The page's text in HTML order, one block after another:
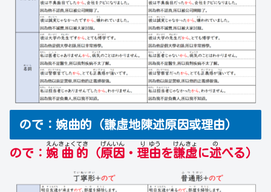
ので：婉曲的（謙虛地陳述原因或理由）
ので： 婉
えん
曲
きょく
的
てき
（原
げん
因
いん
・ 理
り
由
ゆう
を謙
けん
虚
きょ
に述
の
べる）